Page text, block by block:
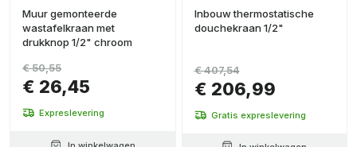
Muur gemonteerde
wastafelkraan met
drukknop 1/2" chroom
€ 26,45
€ 50,55
Expreslevering
Inbouw thermostatische
douchekraan 1/2"
€ 206,99
€ 407,54
Gratis expreslevering